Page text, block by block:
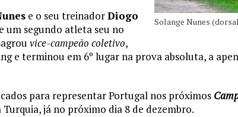
Solange Nunes
e o seu treinadorDiogo
um segundo atleta seu no
vice-campeão coletivo,
e terminou em 6º lugar na prova absoluta, a
para representar Portugal nos próximos
Turquia, já no próximo dia 8 de dezembro.